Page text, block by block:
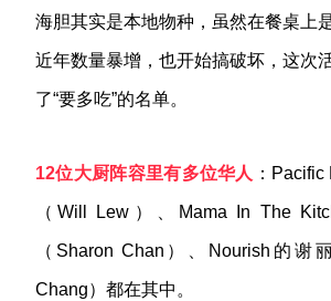
海胆其实是本地物种，虽然在餐桌上
近年数量暴增，也开始搞破坏，这次
了“要多吃”的名单。
12位大厨阵容里有多位华人 ：
（Will Lew）、Mama In The
（Sharon Chan）、Nourish的谢
Chang）都在其中。